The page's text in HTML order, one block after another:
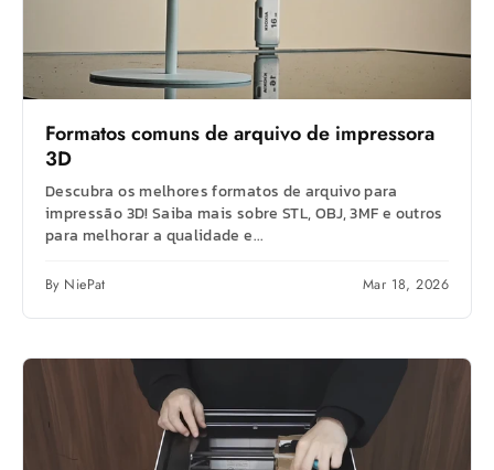
Formatos comuns de arquivo de impressora
3D
Descubra os melhores formatos de arquivo para
impressão 3D! Saiba mais sobre STL, OBJ, 3MF e outros
para melhorar a qualidade e...
By NiePat Mar 18, 2026